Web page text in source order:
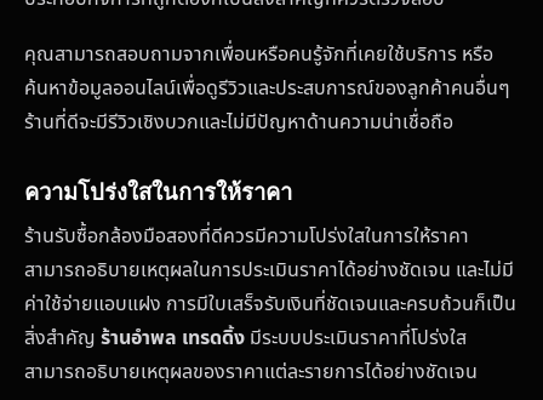
คุณสามารถสอบถามจากเพื่อนหรือคนรู้จักที่เคยใช้บริการ หรือ
ค้นหาข้อมูลออนไลน์เพื่อดูรีวิวและประสบการณ์ของลูกค้าคนอื่นๆ
ร้านที่ดีจะมีรีวิวเชิงบวกและไม่มีปัญหาด้านความน่าเชื่อถือ
ความโปร่งใสในการให้ราคา
ร้านรับซื้อกล้องมือสองที่ดีควรมีความโปร่งใสในการให้ราคา
สามารถอธิบายเหตุผลในการประเมินราคาได้อย่างชัดเจน และไม่มี
ค่าใช้จ่ายแอบแฝง การมีใบเสร็จรับเงินที่ชัดเจนและครบถ้วนก็เป็น
สิ่งสำคัญ ร้านอำพล เทรดดิ้ง มีระบบประเมินราคาที่โปร่งใส
สามารถอธิบายเหตุผลของราคาแต่ละรายการได้อย่างชัดเจน